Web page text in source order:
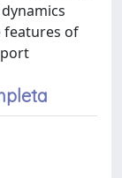
features of